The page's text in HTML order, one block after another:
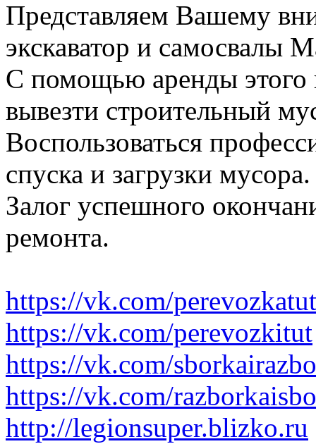
Представляем Вашему
экскаватор и самосвалы
С помощью аренды этого
вывезти строительный
Воспользоваться
спуска и загрузки мусора.
Залог успешного
ремонта.
https://vk.com/perevozkatut
https://vk.com/perevozkitut
https://vk.com/
https://vk.com/
http://legionsuper.blizko.ru